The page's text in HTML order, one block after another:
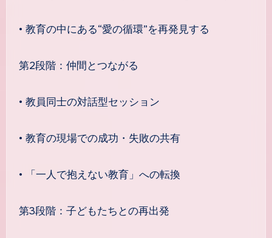
• 教育の中にある“愛の循環”を再発見する
第2段階：仲間とつながる
• 教員同士の対話型セッション
• 教育の現場での成功・失敗の共有
• 「一人で抱えない教育」への転換
第3段階：子どもたちとの再出発